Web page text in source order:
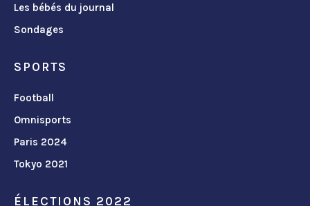
Les bébés du journal
Sondages
SPORTS
Football
Omnisports
Paris 2024
Tokyo 2021
ÉLECTIONS 2022